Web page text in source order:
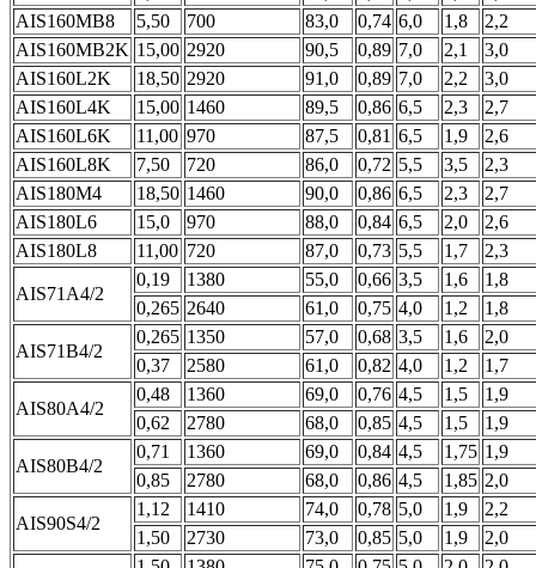
АIS160МВ8
5,50 700 83,0 0,74 6,0 1,8
2,2
АIS160MB2K 15,00 2920 90,5 0,89 7,0 2,1
3,0
АIS160L2K
18,50 2920 91,0 0,89 7,0 2,2
3,0
АIS160L4K
15,00 1460 89,5 0,86 6,5 2,3
2,7
АIS160L6K
11,00 970 87,5 0,81 6,5 1,9
2,6
АIS160L8K
7,50 720 86,0 0,72 5,5 3,5
2,3
АIS180M4
18,50 1460 90,0 0,86 6,5 2,3
2,7
АIS180L6
15,0 970 88,0 0,84 6,5 2,0
2,6
АIS180L8
11,00 720 87,0 0,73 5,5 1,7 2,3
АIS71А4/2
0,19 1380 55,0 0,66 3,5 1,6
1,8
0,265 2640 61,0 0,75 4,0 1,2 1,8
АIS71В4/2
0,265 1350 57,0 0,68 3,5 1,6
2,0
0,37
2580 61,0 0,82 4,0 1,2 1,7
АIS80А4/2
0,48 1360 69,0 0,76 4,5 1,5
1,9
0,62
2780 68,0 0,85 4,5 1,5 1,9
АIS80В4/2
0,71 1360 69,0 0,84 4,5 1,75 1,9
0,85
2780 68,0 0,86 4,5 1,85 2,0
АIS90S4/2
1,12 1410 74,0 0,78 5,0 1,9
2,2
1,50
2730 73,0 0,85 5,0 1,9 2,0